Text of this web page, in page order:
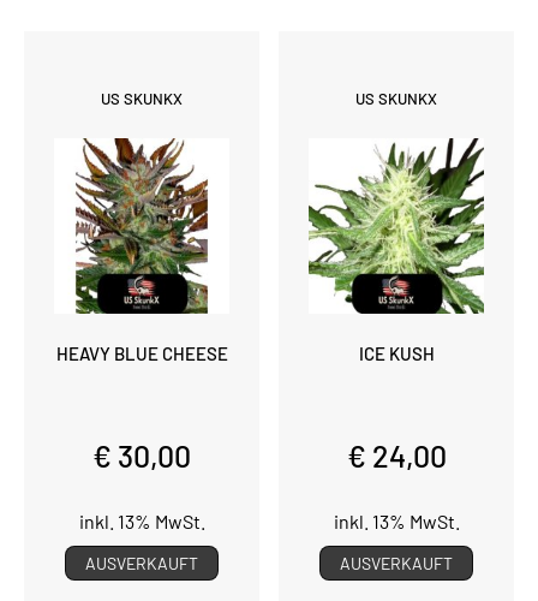
US SKUNKX
HEAVY BLUE CHEESE
€ 30,00
inkl. 13% MwSt.
AUSVERKAUFT
US SKUNKX
ICE KUSH
€ 24,00
inkl. 13% MwSt.
AUSVERKAUFT